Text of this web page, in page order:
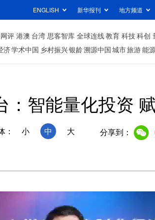
ENGLISH 新华报刊 地方频道
网评 港澳 台湾 思客智库 全球连线教育 科技科创
济学术中国 乡村振兴银龄溯源中国城市旅游能
：智能量化投资
： 小 中 大 分享到：